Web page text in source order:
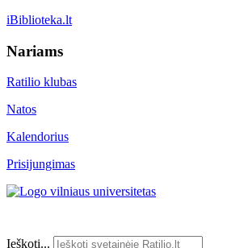
iBiblioteka.lt
Nariams
Ratilio klubas
Natos
Kalendorius
Prisijungimas
Ieškoti...